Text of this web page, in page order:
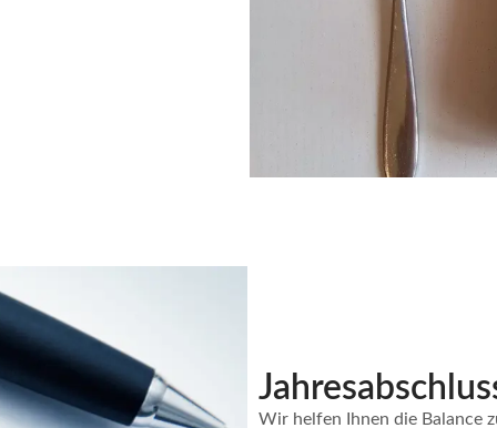
Wir helfen Ihnen die Balance